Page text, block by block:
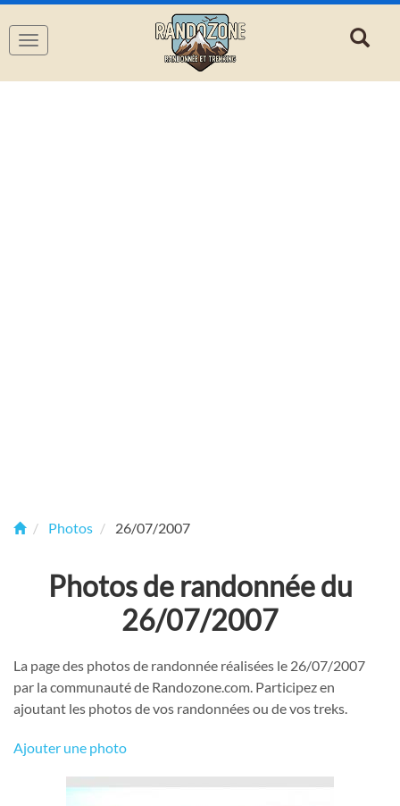
Navigation
Photos 26/07/2007
Photos de randonnée du
26/07/2007
La page des photos de randonnée réalisées le 26/07/2007
par la communauté de Randozone.com. Participez en
ajoutant les photos de vos randonnées ou de vos treks.
Ajouter une photo